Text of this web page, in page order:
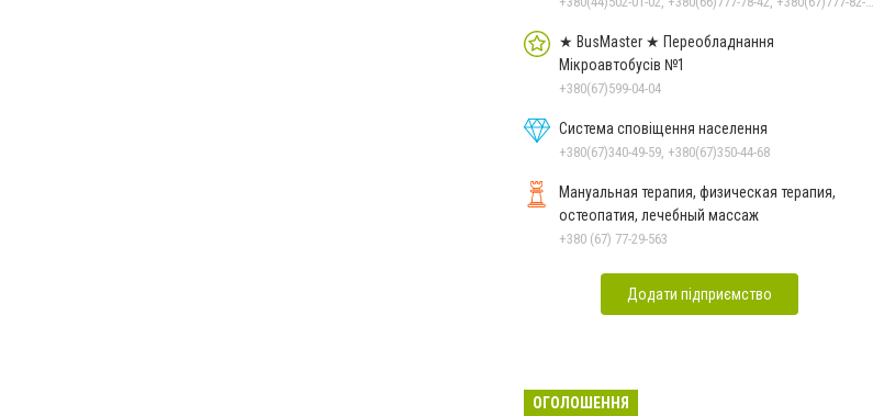
★ BusMaster ★ Переобладнання
Мікроавтобусів №1
+380(67)599-04-04
Система сповіщення населення
+380(67)340-49-59, +380(67)350-44-68
Мануальная терапия, физическая терапия,
остеопатия, лечебный массаж
+380 (67) 77-29-563
Додати підприємство
ОГОЛОШЕННЯ